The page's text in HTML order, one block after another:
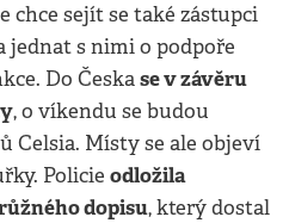
chce sejít se také zástupci
jednat s nimi o podpoře
Do Českase v závěru
, o víkendu se budou
Celsia. Místy se ale objeví
Policie odložila
dopisu, který dostal